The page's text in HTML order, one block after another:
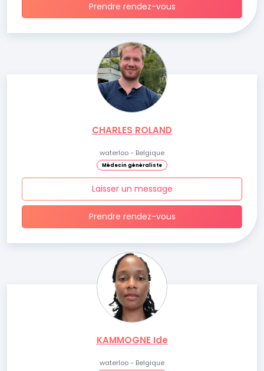
Prendre rendez-vous
CHARLES ROLAND
waterloo - Belgique
Médecin généraliste
Laisser un message
Prendre rendez-vous
KAMMOGNE Ide
waterloo - Belgique